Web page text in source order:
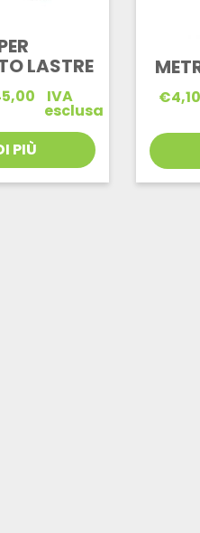
LASTRE
IVA
esclusa
PIÙ
€4,10